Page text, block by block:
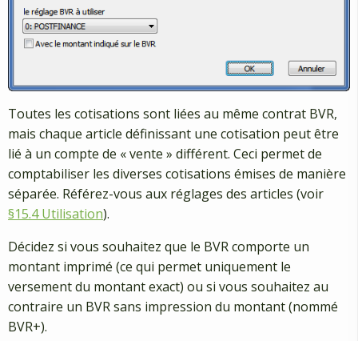
Toutes les cotisations sont liées au même contrat BVR,
mais chaque article définissant une cotisation peut être
lié à un compte de « vente » différent. Ceci permet de
comptabiliser les diverses cotisations émises de manière
séparée. Référez-vous aux réglages des articles (voir
§15.4 Utilisation).
Décidez si vous souhaitez que le BVR comporte un
montant imprimé (ce qui permet uniquement le
versement du montant exact) ou si vous souhaitez au
contraire un BVR sans impression du montant (nommé
BVR+).